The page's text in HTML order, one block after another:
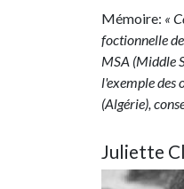
Mémoire: «
foctionnelle
MSA (Middle
l'exemple des
(Algérie),
Juliette
Image